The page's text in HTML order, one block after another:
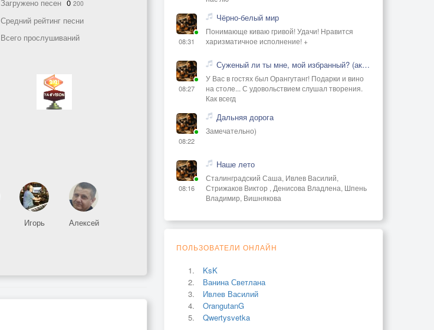
Загружено песен 0 200
Средний рейтинг песни
Всего прослушиваний
Игорь Алексей
08:31
Чёрно-белый мир
Понимающе киваю гривой! Удачи! Нравится
харизматичное исполнение! +
08:27
Суженый ли ты мне, мой избранный? (акустика)
У Вас в гостях был Орангутанг! Подарки и вино
на столе... С удовольствием слушал творения.
Как всегд
08:22
Дальняя дорога
Замечательно)
08:16
Наше лето
Сталинградский Саша, Ивлев Василий,
Стрижаков Виктор , Денисова Владлена, Шпень
Владимир, Вишнякова
ПОЛЬЗОВАТЕЛИ ОНЛАЙН
KsK
Ванина Светлана
Ивлев Василий
OrangutanG
Qwertysvetka